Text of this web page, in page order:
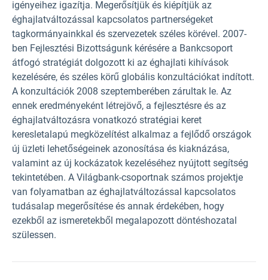
igényeihez igazítja. Megerősítjük és kiépítjük az
éghajlatváltozással kapcsolatos partnerségeket
tagkormányainkkal és szervezetek széles körével. 2007-
ben Fejlesztési Bizottságunk kérésére a Bankcsoport
átfogó stratégiát dolgozott ki az éghajlati kihívások
kezelésére, és széles körű globális konzultációkat indított.
A konzultációk 2008 szeptemberében zárultak le. Az
ennek eredményeként létrejövő, a fejlesztésre és az
éghajlatváltozásra vonatkozó stratégiai keret
keresletalapú megközelítést alkalmaz a fejlődő országok
új üzleti lehetőségeinek azonosítása és kiaknázása,
valamint az új kockázatok kezeléséhez nyújtott segítség
tekintetében. A Világbank-csoportnak számos projektje
van folyamatban az éghajlatváltozással kapcsolatos
tudásalap megerősítése és annak érdekében, hogy
ezekből az ismeretekből megalapozott döntéshozatal
szülessen.